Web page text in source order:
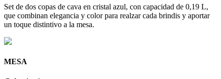
Set de dos copas de cava en cristal azul, con capacidad de 0,19 L,
que combinan elegancia y color para realzar cada brindis y aportar
un toque distintivo a la mesa.
MESA